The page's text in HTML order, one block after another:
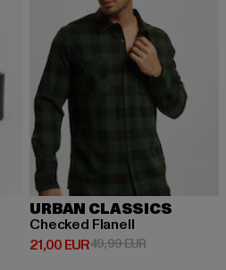
19,99 EUR
URBAN CLASSICS
Checked Flanell
21,00 EUR
Derzeitiger Preis: 21,00 EUR
49,99 EURAktionspreis: